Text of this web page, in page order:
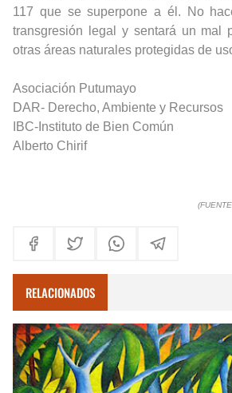
117 que se superpone a él. No
transgresión legal y sentará un mal
otras áreas naturales protegidas de
Asociación Putumayo
DAR- Derecho, Ambiente y Recursos
IBC-Instituto de Bien Común
Alberto Chirif
RELACIONADOS